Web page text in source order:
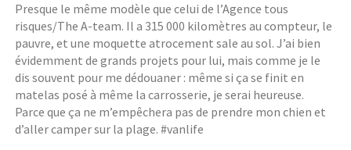
Presque le même modèle que celui de l’Agence tous
risques/The A-team. Il a 315 000 kilomètres au compteur, le
pauvre, et une moquette atrocement sale au sol. J’ai bien
évidemment de grands projets pour lui, mais comme je le
dis souvent pour me dédouaner : même si ça se finit en
matelas posé à même la carrosserie, je serai heureuse.
Parce que ça ne m’empêchera pas de prendre mon chien et
d’aller camper sur la plage. #vanlife